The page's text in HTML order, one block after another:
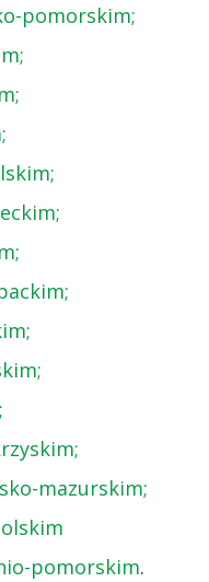
pomorskim;
mazurskim;
pomorskim.